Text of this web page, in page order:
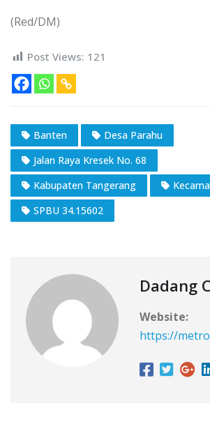
(Red/DM)
Post Views: 121
Banten
Desa Parahu
Jalan Raya Kresek No. 68
Kabupaten Tangerang
SPBU 34.15602
Dadang
Website:
https://